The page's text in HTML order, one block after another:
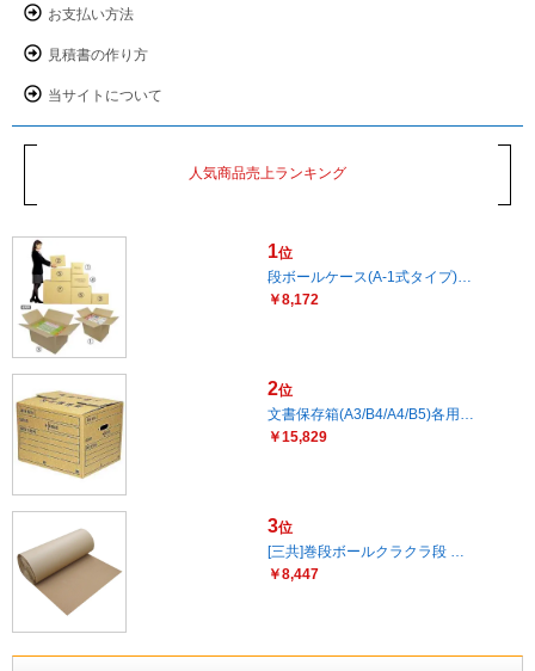
お支払い方法
見積書の作り方
当サイトについて
人気商品売上ランキング
1位
段ボールケース(A-1式タイプ)…
￥8,172
2位
文書保存箱(A3/B4/A4/B5)各用…
￥15,829
3位
[三共]巻段ボールクラクラ段 …
￥8,447